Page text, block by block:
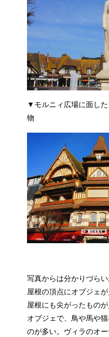
▼モルニィ広場に面し
物
写真からは分かりづら
屋根の頂点にオブジェ
屋根にも尖がったもの
オブジェで、鳥や馬や
のが多い。ヴィラのオ